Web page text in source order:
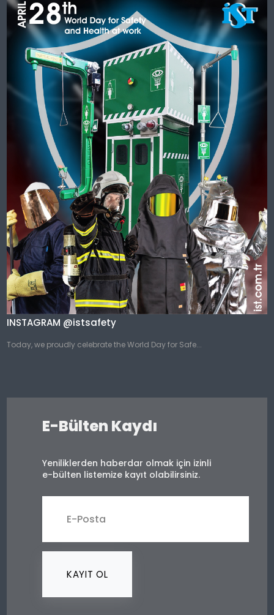
INSTAGRAM @istsafety
Today, we proudly celebrate the World Day for Safe...
E-Bülten Kaydı
Yeniliklerden haberdar olmak için izinli
e-bülten listemize kayıt olabilirsiniz.
KAYIT OL